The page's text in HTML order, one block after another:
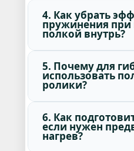
4. Как убрать
пружинения при
полкой внутрь?
5. Почему для
использовать
ролики?
6. Как
если нужен
нагрев?